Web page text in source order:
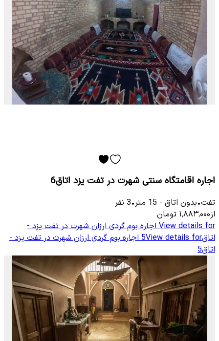
اجاره اقامتگاه سنتی شهرت در تفت یزد اتاق6
تفت•بدون اتاق -
15 متر•
3 نفر
از۱٬۸۸۳٬۰۰۰ تومان
View details for اجاره بوم گردی ارزان شهرت در تفت یزد -
اتاق5View details for اجاره بوم گردی ارزان شهرت در تفت یزد -
اتاق5